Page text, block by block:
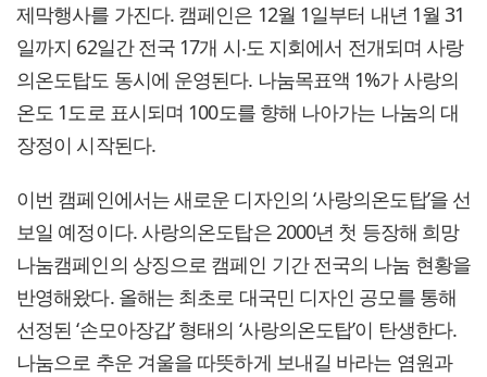
제막행사를 가진다. 캠페인은 12월 1일부터 내년 1월 31
일까지 62일간 전국 17개 시‧도 지회에서 전개되며 사랑
의온도탑도 동시에 운영된다. 나눔목표액 1%가 사랑의
온도 1도로 표시되며 100도를 향해 나아가는 나눔의 대
장정이 시작된다.
이번 캠페인에서는 새로운 디자인의 ‘사랑의온도탑’을 선
보일 예정이다. 사랑의온도탑은 2000년 첫 등장해 희망
나눔캠페인의 상징으로 캠페인 기간 전국의 나눔 현황을
반영해왔다. 올해는 최초로 대국민 디자인 공모를 통해
선정된 ‘손모아장갑’ 형태의 ‘사랑의온도탑’이 탄생한다.
나눔으로 추운 겨울을 따뜻하게 보내길 바라는 염원과